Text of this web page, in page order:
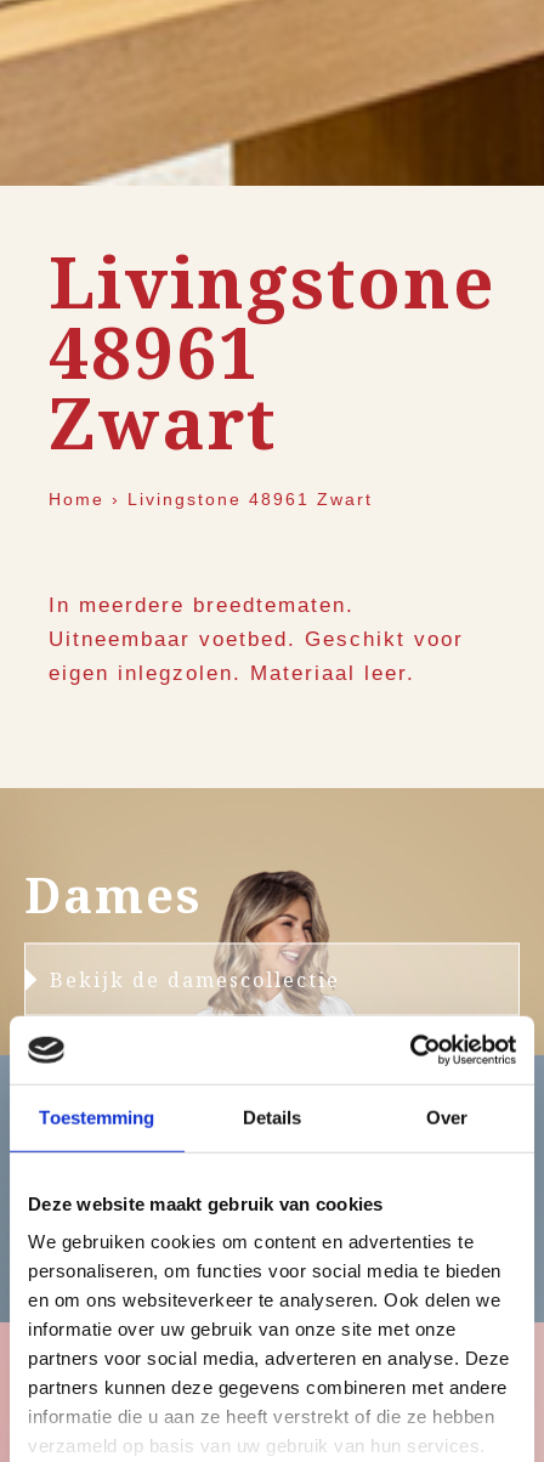
Toestemming Details Over
Deze website maakt gebruik van cookies
We gebruiken cookies om content en advertenties te
personaliseren, om functies voor social media te bieden
en om ons websiteverkeer te analyseren. Ook delen we
informatie over uw gebruik van onze site met onze
partners voor social media, adverteren en analyse. Deze
partners kunnen deze gegevens combineren met andere
informatie die u aan ze heeft verstrekt of die ze hebben
verzameld op basis van uw gebruik van hun services.
Livingstone
48961
Zwart
Home › Livingstone 48961 Zwart
In meerdere breedtematen.
Uitneembaar voetbed. Geschikt voor
eigen inlegzolen. Materiaal leer.
Dames
Bekijk de damescollectie
Heren
Bekijk de herencollectie
Kinderen